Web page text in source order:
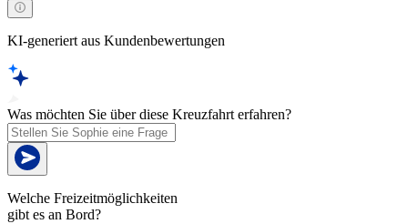
KI-generiert aus Kundenbewertungen
Was möchten Sie über diese Kreuzfahrt erfahren?
Welche Freizeitmöglichkeiten
gibt es an Bord?